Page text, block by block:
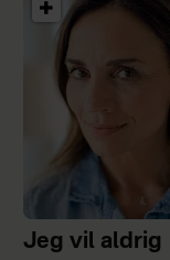
Jeg vil aldrig